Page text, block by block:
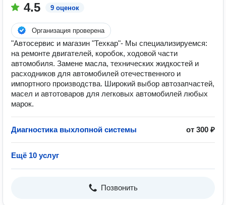
4.5 9 оценок
Организация проверена
"Автосервис и магазин "Техкар"- Мы специализируемся:
на ремонте двигателей, коробок, ходовой части
автомобиля. Замене масла, технических жидкостей и
расходников для автомобилей отечественного и
импортного производства. Широкий выбор автозапчастей,
масел и автотоваров для легковых автомобилей любых
марок.
Диагностика выхлопной системы от 300 ₽
Ещё 10 услуг
Позвонить